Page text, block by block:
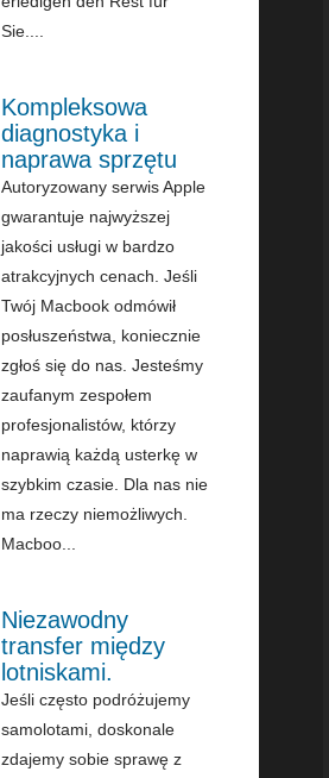
Sie....
Kompleksowa
diagnostyka i
naprawa sprzętu
Autoryzowany serwis Apple
gwarantuje najwyższej
jakości usługi w bardzo
atrakcyjnych cenach. Jeśli
Twój Macbook odmówił
posłuszeństwa, koniecznie
zgłoś się do nas. Jesteśmy
zaufanym zespołem
profesjonalistów, którzy
naprawią każdą usterkę w
szybkim czasie. Dla nas nie
ma rzeczy niemożliwych.
Macboo...
Niezawodny
transfer między
lotniskami.
Jeśli często podróżujemy
samolotami, doskonale
zdajemy sobie sprawę z